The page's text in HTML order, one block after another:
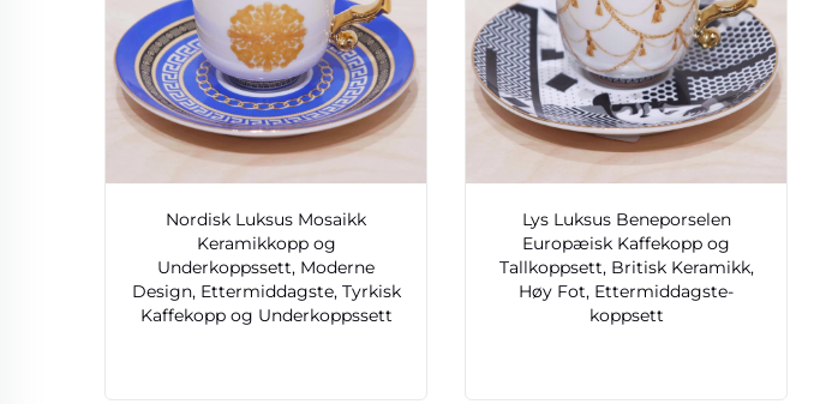
Nordisk Luksus Mosaikk
Keramikkopp og
Underkoppssett, Moderne
Design, Ettermiddagste, Tyrkisk
Kaffekopp og Underkoppssett
Lys Luksus Beneporselen
Europæisk Kaffekopp og
Tallkoppsett, Britisk Keramikk,
Høy Fot, Ettermiddagste-
koppsett